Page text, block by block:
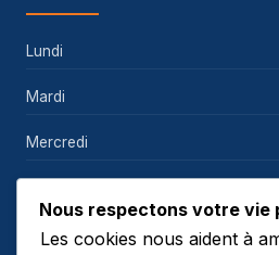
Lundi
Mardi
Mercredi
Vendredi
Nous respectons votre vie
Les cookies nous aident à